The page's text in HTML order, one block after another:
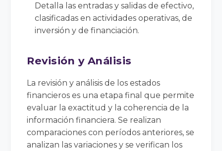
Detalla las entradas y salidas de efectivo,
clasificadas en actividades operativas, de
inversión y de financiación.
Revisión y Análisis
La revisión y análisis de los estados
financieros es una etapa final que permite
evaluar la exactitud y la coherencia de la
información financiera. Se realizan
comparaciones con períodos anteriores, se
analizan las variaciones y se verifican los